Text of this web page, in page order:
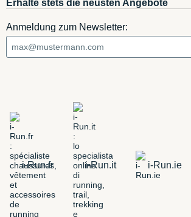
Erhalte stets die neusten Angebote
Anmeldung zum Newsletter:
i-Run.fr i-Run.it i-Run.ie